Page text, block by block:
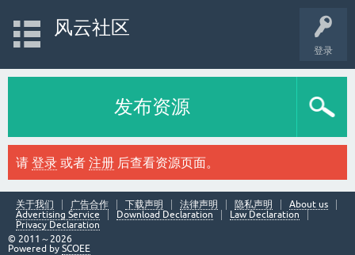
登录
风云社区
发布资源
请 登录 或者 注册 后查看资源页面。
关于我们 广告合作 下载声明 法律声明 隐私声明
About us
Advertising Service
Download Declaration
Law Declaration
Privacy Declaration
© 2011～2026
Powered by SCOEE